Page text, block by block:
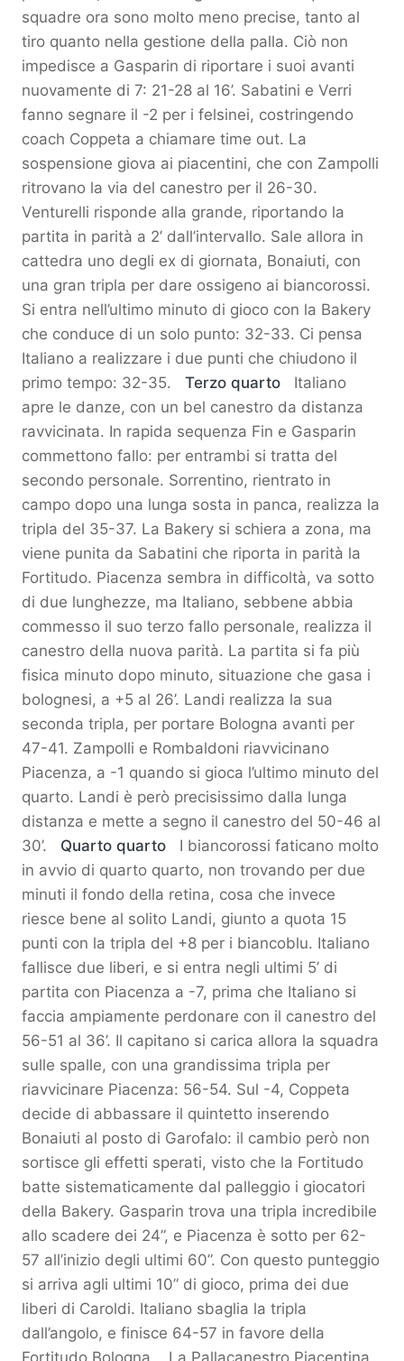
squadre ora sono molto meno precise, tanto al
tiro quanto nella gestione della palla. Ciò non
impedisce a Gasparin di riportare i suoi avanti
nuovamente di 7: 21-28 al 16’. Sabatini e Verri
fanno segnare il -2 per i felsinei, costringendo
coach Coppeta a chiamare time out. La
sospensione giova ai piacentini, che con Zampolli
ritrovano la via del canestro per il 26-30.
Venturelli risponde alla grande, riportando la
partita in parità a 2’ dall’intervallo. Sale allora in
cattedra uno degli ex di giornata, Bonaiuti, con
una gran tripla per dare ossigeno ai biancorossi.
Si entra nell’ultimo minuto di gioco con la Bakery
che conduce di un solo punto: 32-33. Ci pensa
Italiano a realizzare i due punti che chiudono il
primo tempo: 32-35. Terzo quarto Italiano
apre le danze, con un bel canestro da distanza
ravvicinata. In rapida sequenza Fin e Gasparin
commettono fallo: per entrambi si tratta del
secondo personale. Sorrentino, rientrato in
campo dopo una lunga sosta in panca, realizza la
tripla del 35-37. La Bakery si schiera a zona, ma
viene punita da Sabatini che riporta in parità la
Fortitudo. Piacenza sembra in difficoltà, va sotto
di due lunghezze, ma Italiano, sebbene abbia
commesso il suo terzo fallo personale, realizza il
canestro della nuova parità. La partita si fa più
fisica minuto dopo minuto, situazione che gasa i
bolognesi, a +5 al 26’. Landi realizza la sua
seconda tripla, per portare Bologna avanti per
47-41. Zampolli e Rombaldoni riavvicinano
Piacenza, a -1 quando si gioca l’ultimo minuto del
quarto. Landi è però precisissimo dalla lunga
distanza e mette a segno il canestro del 50-46 al
30’. Quarto quarto I biancorossi faticano molto
in avvio di quarto quarto, non trovando per due
minuti il fondo della retina, cosa che invece
riesce bene al solito Landi, giunto a quota 15
punti con la tripla del +8 per i biancoblu. Italiano
fallisce due liberi, e si entra negli ultimi 5’ di
partita con Piacenza a -7, prima che Italiano si
faccia ampiamente perdonare con il canestro del
56-51 al 36’. Il capitano si carica allora la squadra
sulle spalle, con una grandissima tripla per
riavvicinare Piacenza: 56-54. Sul -4, Coppeta
decide di abbassare il quintetto inserendo
Bonaiuti al posto di Garofalo: il cambio però non
sortisce gli effetti sperati, visto che la Fortitudo
batte sistematicamente dal palleggio i giocatori
della Bakery. Gasparin trova una tripla incredibile
allo scadere dei 24”, e Piacenza è sotto per 62-
57 all’inizio degli ultimi 60”. Con questo punteggio
si arriva agli ultimi 10” di gioco, prima dei due
liberi di Caroldi. Italiano sbaglia la tripla
dall’angolo, e finisce 64-57 in favore della
Fortitudo Bologna. La Pallacanestro Piacentina